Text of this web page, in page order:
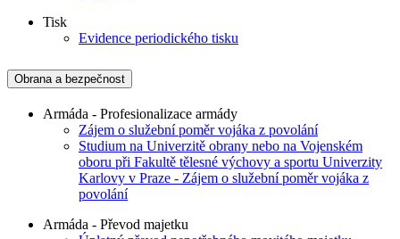
Tisk
Evidence periodického tisku
Obrana a bezpečnost
Armáda - Profesionalizace armády
Zájem o služební poměr vojáka z povolání
Studium na Univerzitě obrany nebo na Vojenském
oboru při Fakultě tělesné výchovy a sportu Univerzity
Karlovy v Praze - Zájem o služební poměr vojáka z
povolání
Armáda - Převod majetku